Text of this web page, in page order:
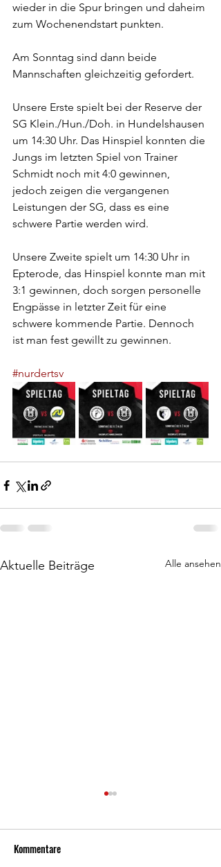
wieder in die Spur bringen und daheim
zum Wochenendstart punkten.
Am Sonntag sind dann beide
Mannschaften gleichzeitig gefordert.
Unsere Erste spielt bei der Reserve der
SG Klein./Hun./Doh. in Hundelshausen
um 14:30 Uhr. Das Hinspiel konnten die
Jungs im letzten Spiel von Trainer
Schmidt noch mit 4:0 gewinnen,
jedoch zeigen die vergangenen
Leistungen der SG, dass es eine
schwere Partie werden wird.
Unsere Zweite spielt um 14:30 Uhr in
Epterode, das Hinspiel konnte man mit
3:1 gewinnen, doch sorgen personelle
Engpässe in letzter Zeit für eine
schwere kommende Partie. Dennoch
ist man fest gewillt zu gewinnen.
#nurdertsv
Aktuelle Beiträge Alle ansehen
Kommentare